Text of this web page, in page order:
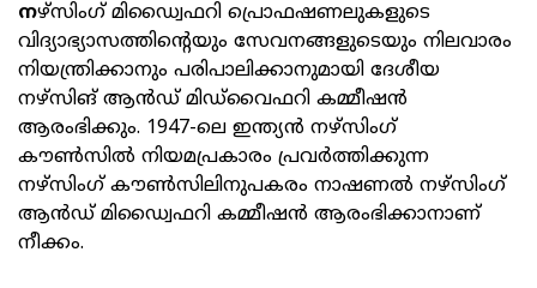
നഴ്സിംഗ് മിഡ്വൈഫറി പ്രൊഫഷണലുകളുടെ
വിദ്യാഭ്യാസത്തിന്റെയും സേവനങ്ങളുടെയും നിലവാരം
നിയന്ത്രിക്കാനും പരിപാലിക്കാനുമായി ദേശീയ
നഴ്‌സിങ് ആന്‍ഡ് മിഡ്‌വൈഫറി കമ്മീഷന്‍
ആരംഭിക്കും. 1947-ലെ ഇന്ത്യന്‍ നഴ്സിംഗ്
കൗണ്‍സില്‍ നിയമപ്രകാരം പ്രവര്‍ത്തിക്കുന്ന
നഴ്സിംഗ് കൗണ്‍സിലിനുപകരം നാഷണല്‍ നഴ്സിംഗ്
ആന്‍ഡ് മിഡ്വൈഫറി കമ്മീഷന്‍ ആരംഭിക്കാനാണ്
നീക്കം.